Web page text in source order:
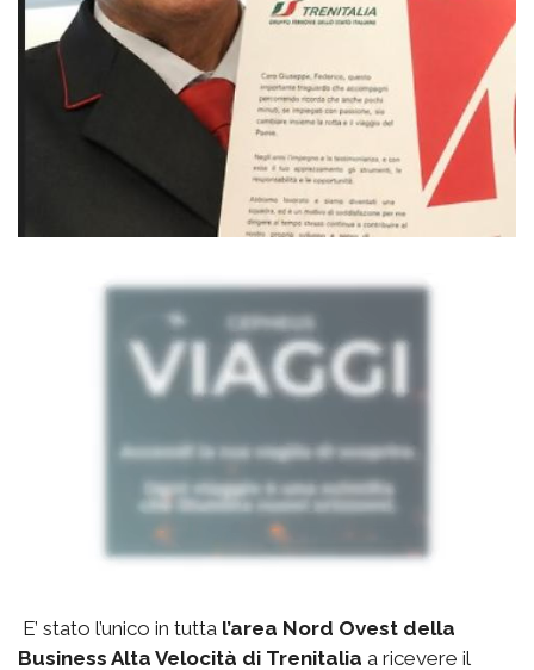
E’ stato l’unico in tutta l’area Nord Ovest della
Business Alta Velocità di Trenitalia a ricevere il